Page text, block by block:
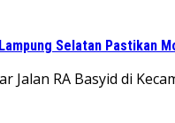
Selatan Pastikan
Jalan RA Basyid di